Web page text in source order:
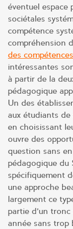
éventuel espace
sociétales
compétence
compréhension
des
intéressantes
à partir de la
pédagogique
Un des
aux étudiants de
en choisissant
ouvre des
question sans
pédagogique du
spécifiquement
une approche
largement ce
partie d’un
année sans trop